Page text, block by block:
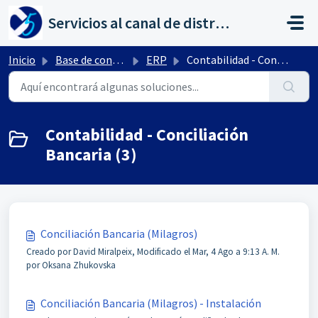
Saltar al contenido principal
Servicios al canal de distribución de AHORA
Inicio Base de conocimientos ERP Contabilidad - Conciliación Bancaria
Contabilidad - Conciliación
Bancaria (3)
Conciliación Bancaria (Milagros)
Creado por David Miralpeix, Modificado el Mar, 4 Ago a 9:13 A. M.
por Oksana Zhukovska
Conciliación Bancaria (Milagros) - Instalación